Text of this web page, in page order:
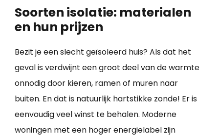
Soorten isolatie: materialen
en hun prijzen
Bezit je een slecht geïsoleerd huis? Als dat het
geval is verdwijnt een groot deel van de warmte
onnodig door kieren, ramen of muren naar
buiten. En dat is natuurlijk hartstikke zonde! Er is
eenvoudig veel winst te behalen. Moderne
woningen met een hoger energielabel zijn